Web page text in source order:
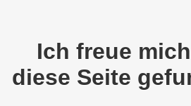
Ich freue
diese Seite